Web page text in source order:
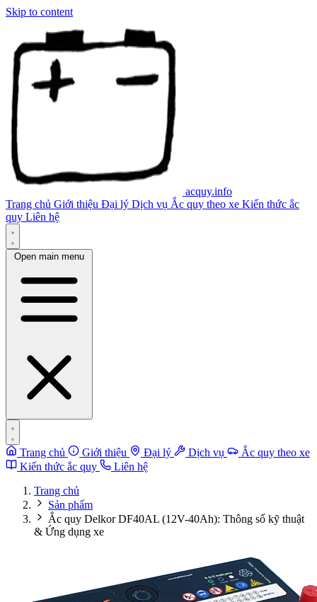
Skip to content
acquy.info
Trang chủ Giới thiệu Đại lý Dịch vụ Ắc quy theo xe Kiến thức ắc
quy Liên hệ
Open main menu
Trang chủ Giới thiệu Đại lý Dịch vụ
Ắc quy theo xe
Kiến thức ắc quy
Liên hệ
Trang chủ
Sản phẩm
Ắc quy Delkor DF40AL (12V-40Ah): Thông số kỹ thuật
& Ứng dụng xe